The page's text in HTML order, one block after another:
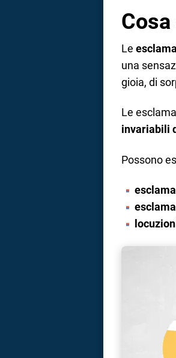
Le
una
gioia, di
Le
invariabili
Possono